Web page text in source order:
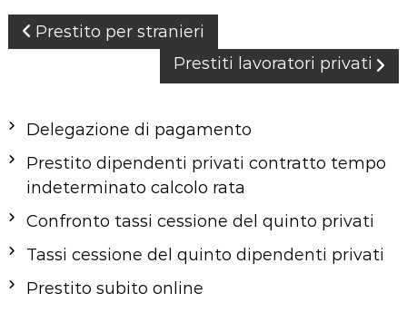
a
g
o
n
a
Prestito per stranieri
Prestiti lavoratori privati
Delegazione di pagamento
Prestito dipendenti privati contratto tempo
indeterminato calcolo rata
Confronto tassi cessione del quinto privati
Tassi cessione del quinto dipendenti privati
Prestito subito online